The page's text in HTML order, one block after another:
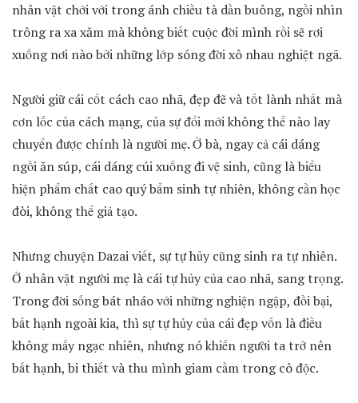
nhân vật chới với trong ánh chiều tà dần buông, ngồi nhìn
trông ra xa xăm mà không biết cuộc đời mình rồi sẽ rơi
xuống nơi nào bởi những lớp sóng đời xô nhau nghiệt ngã.
Người giữ cái cốt cách cao nhã, đẹp đẽ và tốt lành nhất mà
cơn lốc của cách mạng, của sự đổi mới không thể nào lay
chuyển được chính là người mẹ. Ở bà, ngay cả cái dáng
ngồi ăn súp, cái dáng cúi xuống đi vệ sinh, cũng là biểu
hiện phẩm chất cao quý bẩm sinh tự nhiên, không cần học
đòi, không thể giả tạo.
Nhưng chuyện Dazai viết, sự tự hủy cũng sinh ra tự nhiên.
Ở nhân vật người mẹ là cái tự hủy của cao nhã, sang trọng.
Trong đời sống bát nháo với những nghiện ngập, đồi bại,
bất hạnh ngoài kia, thì sự tự hủy của cái đẹp vốn là điều
không mấy ngạc nhiên, nhưng nó khiến người ta trở nên
bất hạnh, bi thiết và thu mình giam cầm trong cô độc.